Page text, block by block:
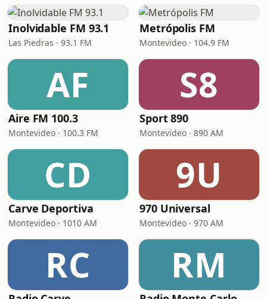
Inolvidable FM 93.1
Las Piedras · 93.1 FM
Metrópolis FM
Montevideo · 104.9 FM
AF
Aire FM 100.3
Montevideo · 100.3 FM
S8
Sport 890
Montevideo · 890 AM
CD
Carve Deportiva
Montevideo · 1010 AM
9U
970 Universal
Montevideo · 970 AM
RC RM